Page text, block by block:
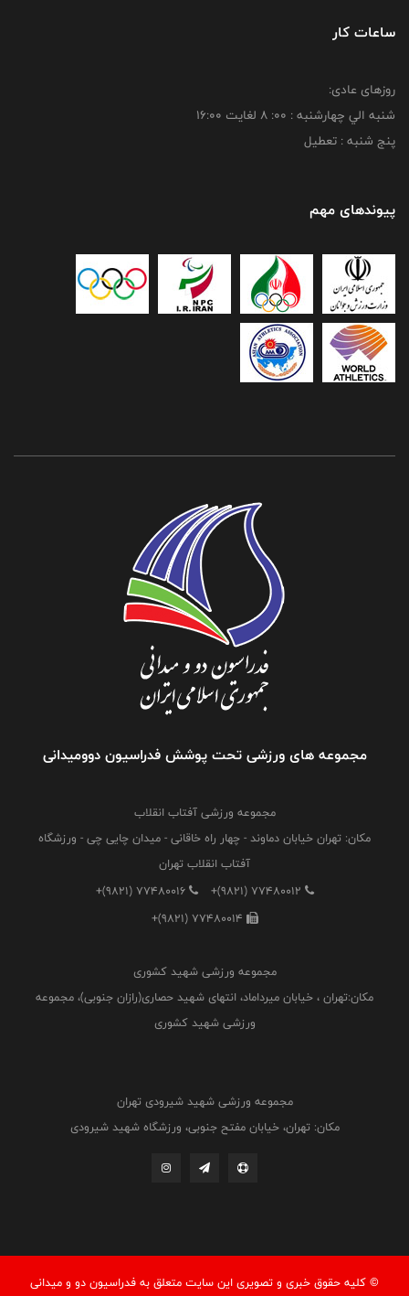
ساعات کار
روزهای عادی:
شنبه الي چهارشنبه : 00: 8 لغايت 16:00
پنج شنبه : تعطیل
پیوندهای مهم
مجموعه های ورزشی تحت پوشش فدراسیون دوومیدانی
مجموعه ورزشی آفتاب انقلاب
مکان: تهران خیابان دماوند - چهار راه خاقانی - میدان چایی چی - ورزشگاه
آفتاب انقلاب تهران
+(9821) 77480012
+(9821) 77480016
+(9821) 77480014
مجموعه ورزشی شهید کشوری
مکان:تهران ، خیابان میرداماد، انتهای شهید حصاری(رازان جنوبی)، مجموعه
ورزشی شهید کشوری
مجموعه ورزشی شهید شیرودی تهران
مکان: تهران، خیابان مفتح جنوبی، ورزشگاه شهید شیرودی
© کليه حقوق خبری و تصويری اين سايت متعلق به فدراسيون دو و میدانی